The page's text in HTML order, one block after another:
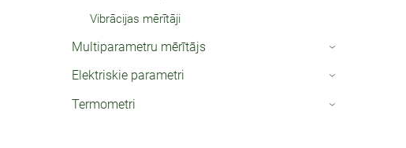
Vibrācijas mērītāji
Multiparametru mērītājs ›
Elektriskie parametri ›
Termometri ›